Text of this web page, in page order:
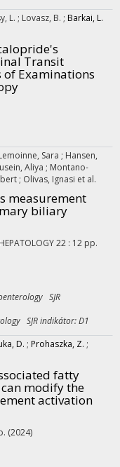
L. ; Lovasz, B. ; Barkai, L.
Transit
of Examinations
Sara ; Hansen,
Aliya ; Montano-
; Olivas, Ignasi et al.
measurement
biliary
22 : 12 pp.
SJR
SJR indikátor: D1
D. ; Prohaszka, Z. ;
fatty
modify the
activation
(2024)